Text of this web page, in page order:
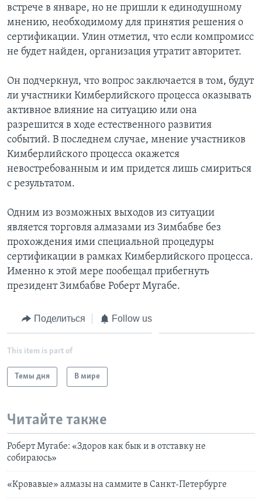
встрече в январе, но не пришли к единодушному
мнению, необходимому для принятия решения о
сертификации. Улин отметил, что если компромисс
не будет найден, организация утратит авторитет.
Он подчеркнул, что вопрос заключается в том, будут
ли участники Кимберлийского процесса оказывать
активное влияние на ситуацию или она
разрешится в ходе естественного развития
событий. В последнем случае, мнение участников
Кимберлийского процесса окажется
невостребованным и им придется лишь смириться
с результатом.
Одним из возможных выходов из ситуации
является торговля алмазами из Зимбабве без
прохождения ими специальной процедуры
сертификации в рамках Кимберлийского процесса.
Именно к этой мере пообещал прибегнуть
президент Зимбабве Роберт Мугабе.
Поделиться Follow us
This item is part of
Темы дня В мире
Читайте также
Роберт Мугабе: «Здоров как бык и в отставку не
собираюсь»
«Кровавые» алмазы на саммите в Санкт-Петербурге